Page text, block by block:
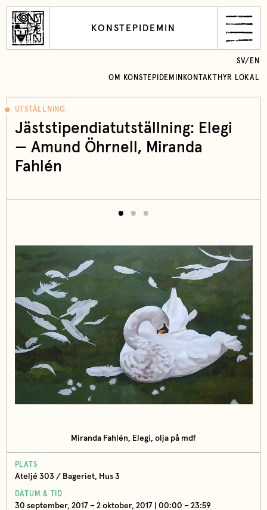
KONSTEPIDEMIN
OM KONSTEPIDEMIN KONTAKT HYR LOKAL
SV/ EN
UTSTÄLLNING
Jäststipendiatutställning: Elegi
— Amund Öhrnell, Miranda
Fahlén
Miranda Fahlén, Elegi, olja på mdf
PLATS
Ateljé 303 / Bageriet, Hus 3
DATUM & TID
30 september, 2017 – 2 oktober, 2017 | 00:00 – 23:59